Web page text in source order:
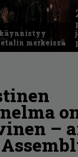
käynnistyy
merkeissä
–